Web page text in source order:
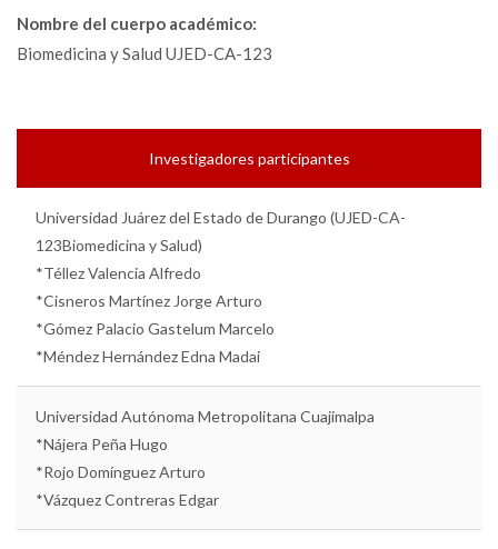
Nombre del cuerpo académico:
Biomedicina y Salud UJED-CA-123
Investigadores participantes
Universidad Juárez del Estado de Durango (UJED-CA-
123Biomedicina y Salud)
*Téllez Valencia Alfredo
*Cisneros Martínez Jorge Arturo
*Gómez Palacio Gastelum Marcelo
*Méndez Hernández Edna Madai
Universidad Autónoma Metropolitana Cuajimalpa
*Nájera Peña Hugo
*Rojo Domínguez Arturo
*Vázquez Contreras Edgar